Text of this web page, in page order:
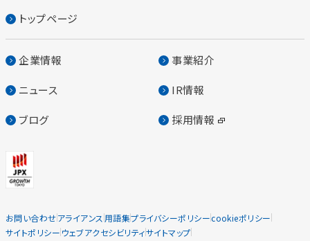
トップページ
企業情報 事業紹介
ニュース IR情報
ブログ 採用情報
お問い合わせアライアンス 用語集プライバシーポリシーcookieポリシー
サイトポリシー ウェブアクセシビリティサイトマップ